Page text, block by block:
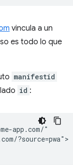
vincula a un
es todo lo que
manifestid
id :
app.com/"
?source=pwa">